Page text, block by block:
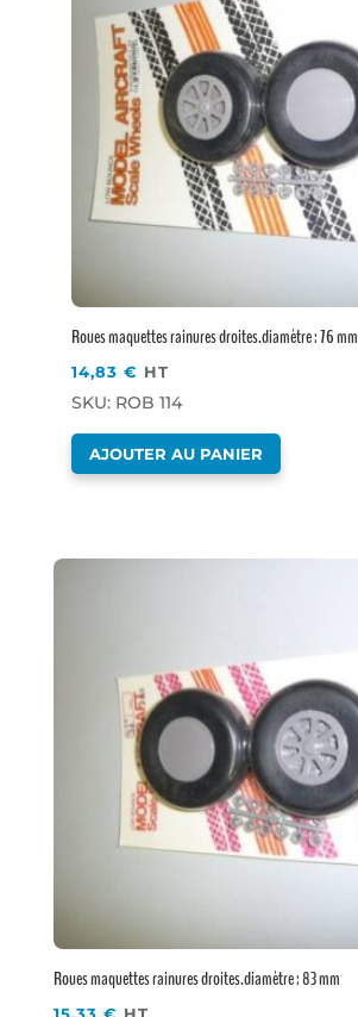
Roues maquettes rainures droites.diamètre : 76 mm
14,83 € HT
SKU: ROB 114
AJOUTER AU PANIER
Roues maquettes rainures droites.diamètre : 83 mm